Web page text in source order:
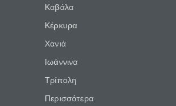
Καβάλα
Κέρκυρα
Χανιά
Ιωάννινα
Τρίπολη
Περισσότερα